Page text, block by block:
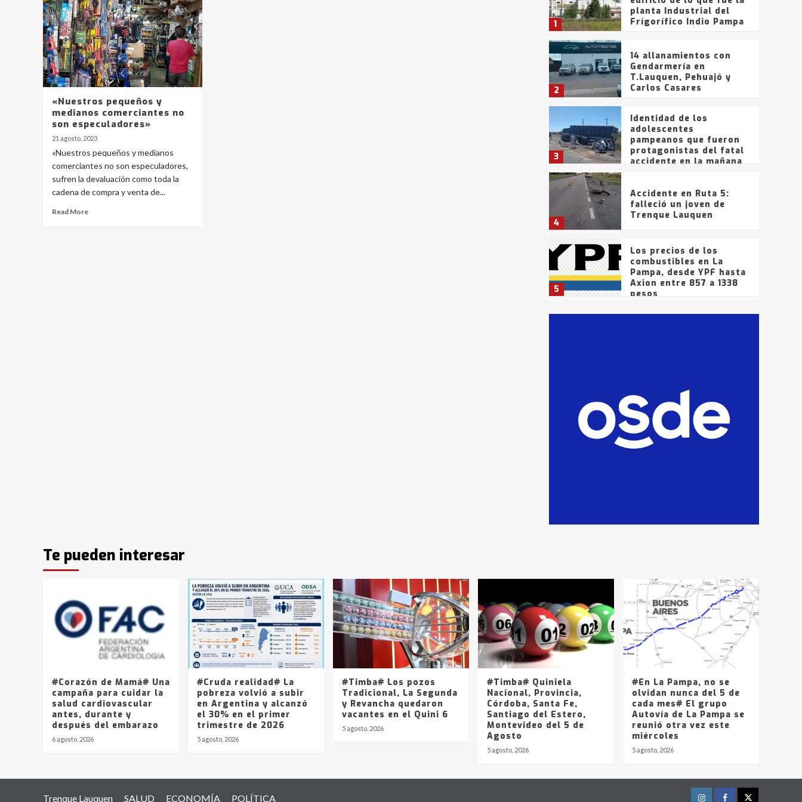
«Nuestros pequeños y
medianos comerciantes no
son especuladores»
21 agosto, 2023
«Nuestros pequeños y medianos
comerciantes no son especuladores,
sufren la devaluación como toda la
cadena de compra y venta de...
Read More
1
planta Industrial del
Frígorífico Indio Pampa
2
14 allanamientos con
Gendarmería en
T.Lauquen, Pehuajó y
Carlos Casares
3
Identidad de los
adolescentes
pampeanos que fueron
protagonistas del fatal
accidente en la mañana
4
Accidente en Ruta 5:
falleció un joven de
Trenque Lauquen
5
Los precios de los
combustibles en La
Pampa, desde YPF hasta
Axion entre 857 a 1338
pesos
La Bolsa de Cereales de
que intentaron evadir a
la Policía fueron
detenidos por
comercialización de
drogas en la tarde del
sábado
3
Identidad de los
adolescentes
pampeanos que fueron
protagonistas del fatal
accidente en la mañana
del lunes
4
Accidente en Ruta 5:
falleció un joven de
Trenque Lauquen
Los precios de los
combustibles en La
Pampa, desde YPF hasta
Axion entre 857 a 1338
pesos
Te pueden interesar
#Corazón de Mamá# Una
campaña para cuidar la
salud cardiovascular
antes, durante y
después del embarazo
6 agosto, 2026
#Cruda realidad# La
pobreza volvió a subir
en Argentina y alcanzó
el 30% en el primer
trimestre de 2026
5 agosto, 2026
#Timba# Los pozos
Tradicional, La Segunda
y Revancha quedaron
vacantes en el Quini 6
5 agosto, 2026
#Timba# Quiniela
Nacional, Provincia,
Córdoba, Santa Fe,
Santiago del Estero,
Montevideo del 5 de
Agosto
5 agosto, 2026
#En La Pampa, no se
olvidan nunca del 5 de
cada mes# El grupo
Autovía de La Pampa se
reunió otra vez este
miércoles
5 agosto, 2026
Trenque Lauquen SALUD ECONOMÍA POLÍTICA